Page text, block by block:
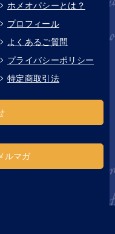
ホメオパシーとは？
プロフィール
よくあるご質問
プライバシーポリシー
特定商取引法
ルマガ